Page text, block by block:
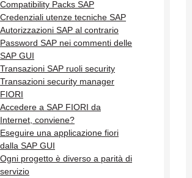
Compatibility Packs SAP
Credenziali utenze tecniche SAP
Autorizzazioni SAP al contrario
Password SAP nei commenti delle
SAP GUI
Transazioni SAP ruoli security
Transazioni security manager
FIORI
Accedere a SAP FIORI da
Internet, conviene?
Eseguire una applicazione fiori
dalla SAP GUI
Ogni progetto è diverso a parità di
servizio